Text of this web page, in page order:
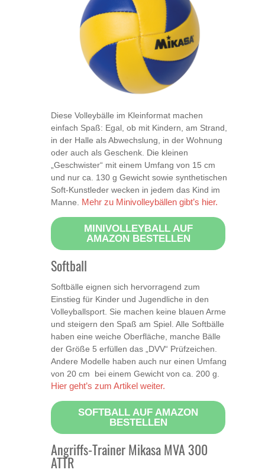
Diese Volleybälle im Kleinformat machen
einfach Spaß: Egal, ob mit Kindern, am Strand,
in der Halle als Abwechslung, in der Wohnung
oder auch als Geschenk. Die kleinen
„Geschwister“ mit einem Umfang von 15 cm
und nur ca. 130 g Gewicht sowie synthetischen
Soft-Kunstleder wecken in jedem das Kind im
Manne. Mehr zu Minivolleybällen gibt’s hier.
MINIVOLLEYBALL AUF
AMAZON BESTELLEN
Softball
Softbälle eignen sich hervorragend zum
Einstieg für Kinder und Jugendliche in den
Volleyballsport. Sie machen keine blauen Arme
und steigern den Spaß am Spiel. Alle Softbälle
haben eine weiche Oberfläche, manche Bälle
der Größe 5 erfüllen das „DVV“ Prüfzeichen.
Andere Modelle haben auch nur einen Umfang
von 20 cm bei einem Gewicht von ca. 200 g.
Hier geht’s zum Artikel weiter.
SOFTBALL AUF AMAZON
BESTELLEN
Angriffs-Trainer Mikasa MVA 300
ATTR